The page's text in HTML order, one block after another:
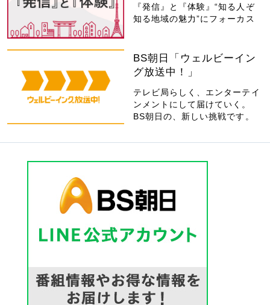
『発信』と『体験』“知る人ぞ
知る地域の魅力”にフォーカス
BS朝日「ウェルビーイン
グ放送中！」
テレビ局らしく、エンターテイ
ンメントにして届けていく。
BS朝日の、新しい挑戦です。